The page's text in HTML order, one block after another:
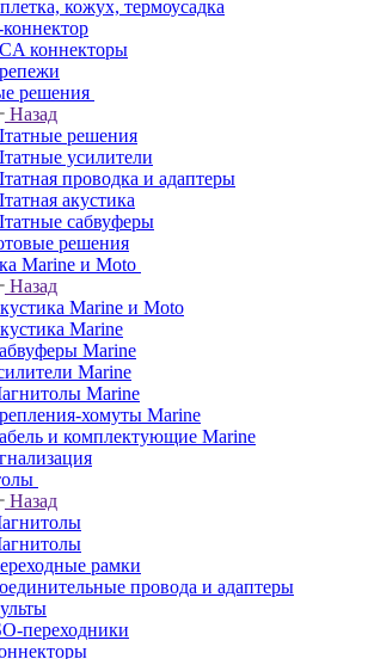
кожух, термоусадка
коннекторы
решения
Назад
решения
усилители
проводка и адаптеры
акустика
сабвуферы
решения
Marine и Moto
Назад
Marine и Moto
Marine
Marine
Marine
Marine
хомуты Marine
и комплектующие Marine
Назад
рамки
провода и адаптеры
переходники